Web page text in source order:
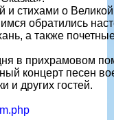
стихами о Великой
обратились
а также
в прихрамовом
концерт песен
и других гостей.